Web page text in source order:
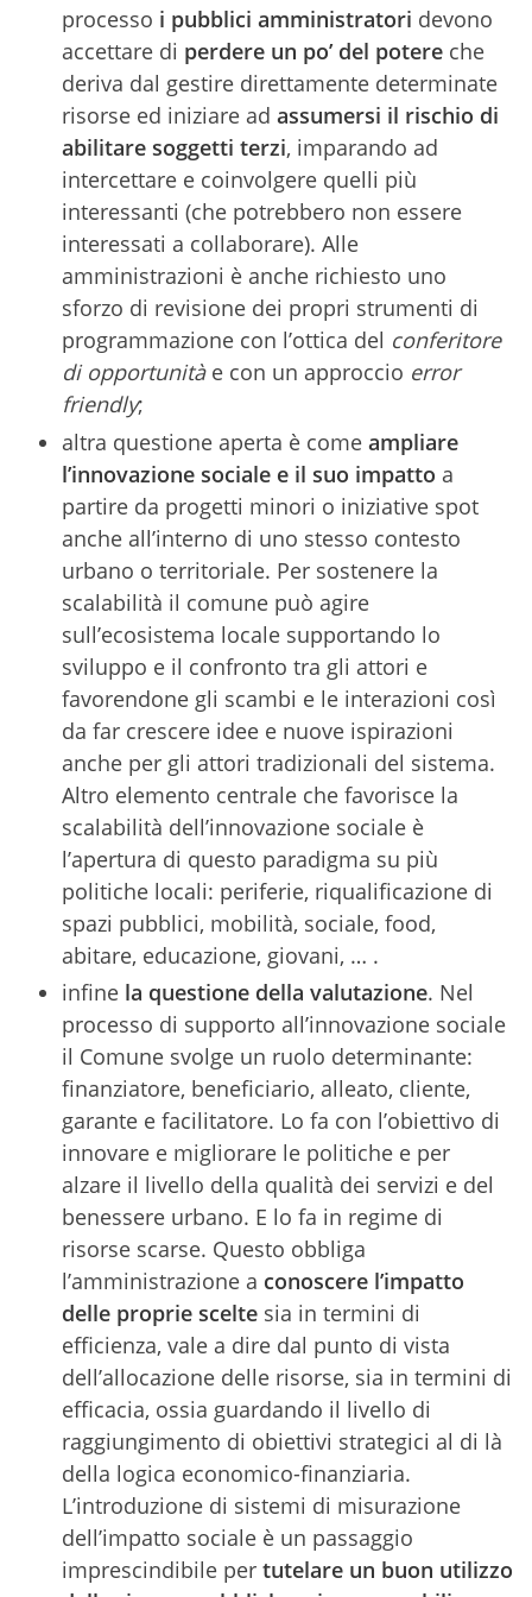
processo i pubblici amministratori devono
accettare di perdere un po’ del potere che
deriva dal gestire direttamente determinate
risorse ed iniziare ad assumersi il rischio di
abilitare soggetti terzi, imparando ad
intercettare e coinvolgere quelli più
interessanti (che potrebbero non essere
interessati a collaborare). Alle
amministrazioni è anche richiesto uno
sforzo di revisione dei propri strumenti di
programmazione con l’ottica del conferitore
di opportunitàe con un approccio error
friendly;
altra questione aperta è come ampliare
l’innovazione sociale e il suo impatto a
partire da progetti minori o iniziative spot
anche all’interno di uno stesso contesto
urbano o territoriale. Per sostenere la
scalabilità il comune può agire
sull’ecosistema locale supportando lo
sviluppo e il confronto tra gli attori e
favorendone gli scambi e le interazioni così
da far crescere idee e nuove ispirazioni
anche per gli attori tradizionali del sistema.
Altro elemento centrale che favorisce la
scalabilità dell’innovazione sociale è
l’apertura di questo paradigma su più
politiche locali: periferie, riqualificazione di
spazi pubblici, mobilità, sociale, food,
abitare, educazione, giovani, … .
infine la questione della valutazione. Nel
processo di supporto all’innovazione sociale
il Comune svolge un ruolo determinante:
finanziatore, beneficiario, alleato, cliente,
garante e facilitatore. Lo fa con l’obiettivo di
innovare e migliorare le politiche e per
alzare il livello della qualità dei servizi e del
benessere urbano. E lo fa in regime di
risorse scarse. Questo obbliga
l’amministrazione a conoscere l’impatto
delle proprie scelte sia in termini di
efficienza, vale a dire dal punto di vista
dell’allocazione delle risorse, sia in termini di
efficacia, ossia guardando il livello di
raggiungimento di obiettivi strategici al di là
della logica economico-finanziaria.
L’introduzione di sistemi di misurazione
dell’impatto sociale è un passaggio
imprescindibile per tutelare un buon utilizzo